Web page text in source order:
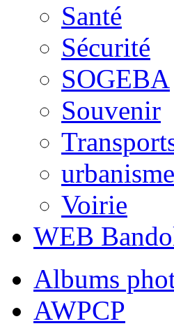
Santé
Sécurité
SOGEBA
Souvenir
urbanisme
Voirie
WEB
Albums
AWPCP